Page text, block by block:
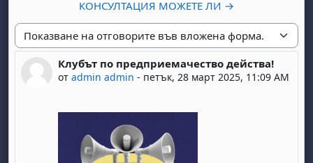
КОНСУЛТАЦИЯ МОЖЕТЕ ЛИ →
Начин на показване
Клубът по предприемачество действа!
от admin admin - петък, 28 март 2025, 11:09 AM
Number of replies: 0